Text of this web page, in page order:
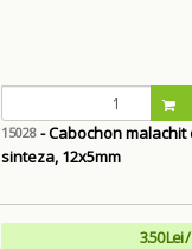
15028- Cabochon malachit
sinteza, 12x5mm
3.50 Lei